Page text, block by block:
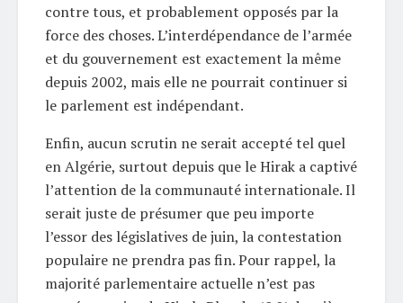
contre tous, et probablement opposés par la
force des choses. L’interdépendance de l’armée
et du gouvernement est exactement la même
depuis 2002, mais elle ne pourrait continuer si
le parlement est indépendant.
Enfin, aucun scrutin ne serait accepté tel quel
en Algérie, surtout depuis que le Hirak a captivé
l’attention de la communauté internationale. Il
serait juste de présumer que peu importe
l’essor des législatives de juin, la contestation
populaire ne prendra pas fin. Pour rappel, la
majorité parlementaire actuelle n’est pas